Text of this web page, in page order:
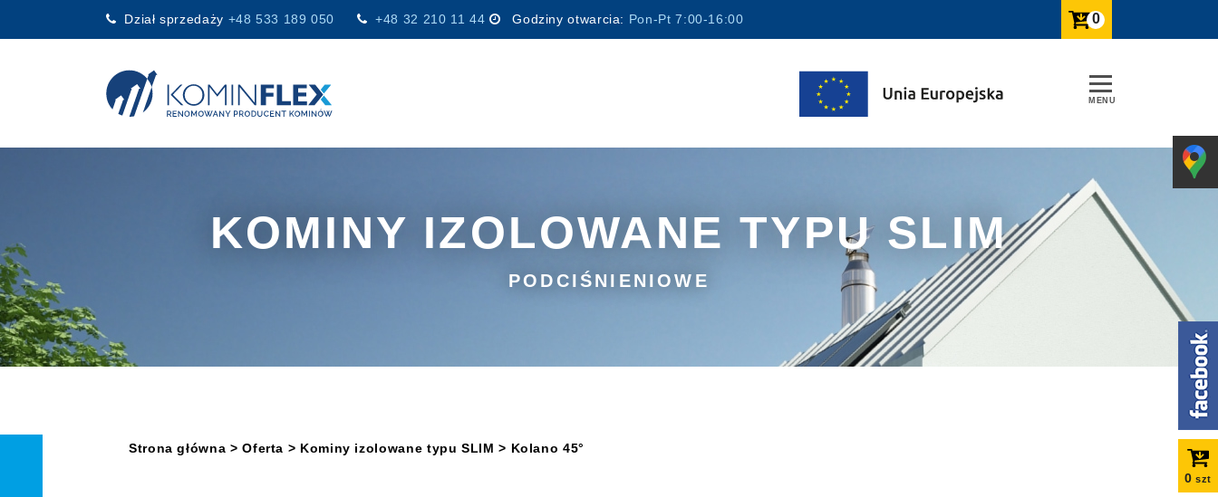
0 szt
Dział sprzedaży +48 533 189 050 +48 32 210 11 44 Godziny otwarcia: Pon-Pt 7:00-16:00 0
Main Navigation
KOMINY IZOLOWANE TYPU SLIM
PODCIŚNIENIOWE
Strona główna > Oferta > Kominy izolowane typu SLIM > Kolano 45°